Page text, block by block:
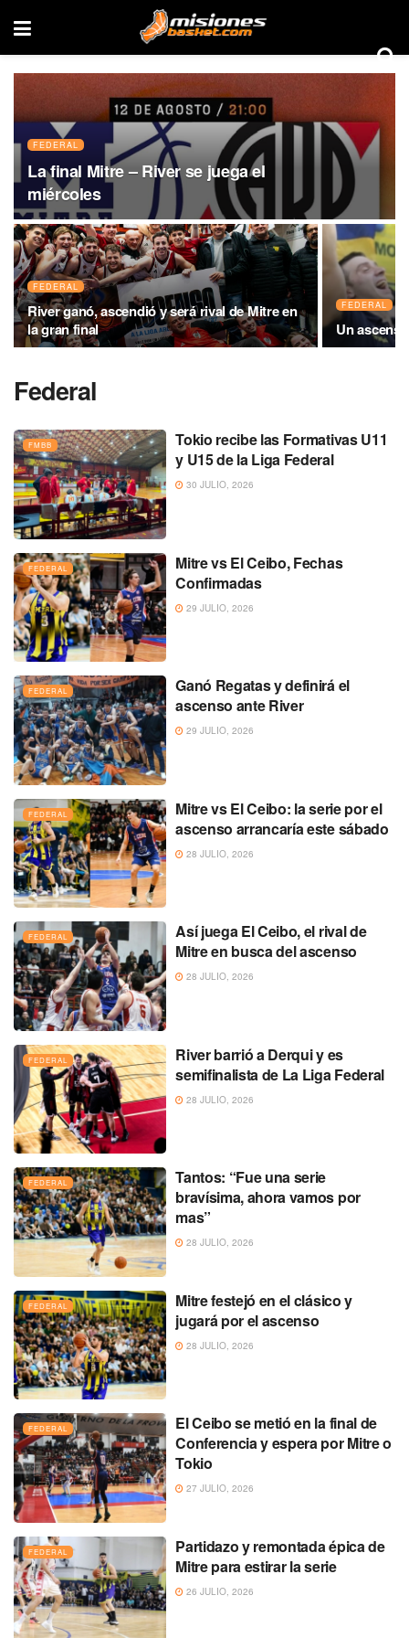
FEDERAL
La final Mitre – River se juega el
miércoles
FEDERAL
River ganó, ascendió y será rival de Mitre en
la gran final
FEDERAL
Un
Federal
FMBB
Tokio recibe las Formativas U11
y U15 de la Liga Federal
30 JULIO, 2026
FEDERAL
Mitre vs El Ceibo, Fechas
Confirmadas
29 JULIO, 2026
FEDERAL
Ganó Regatas y definirá el
ascenso ante River
29 JULIO, 2026
FEDERAL
Mitre vs El Ceibo: la serie por el
ascenso arrancaría este sábado
28 JULIO, 2026
FEDERAL
Así juega El Ceibo, el rival de
Mitre en busca del ascenso
28 JULIO, 2026
FEDERAL
River barrió a Derqui y es
semifinalista de La Liga Federal
28 JULIO, 2026
FEDERAL
Tantos: “Fue una serie
bravísima, ahora vamos por
mas”
28 JULIO, 2026
FEDERAL
Mitre festejó en el clásico y
jugará por el ascenso
28 JULIO, 2026
FEDERAL
El Ceibo se metió en la final de
Conferencia y espera por Mitre o
Tokio
27 JULIO, 2026
FEDERAL
Partidazo y remontada épica de
Mitre para estirar la serie
26 JULIO, 2026